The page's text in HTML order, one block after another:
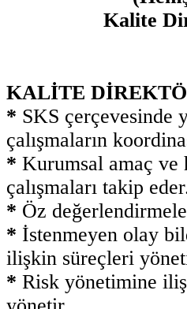
Kalite
KALİTE
* SKS çerçevesinde
çalışmaların
* Kurumsal amaç
çalışmaları takip
* Öz
* İstenmeyen olay
ilişkin süreçleri
* Risk yönetimine